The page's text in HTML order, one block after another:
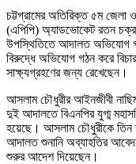
চট্টগ্রামের অতিরিক্ত ৫ম জেলা
(এপিপি) অ্যাডভোকেট রতন
উপস্থিতিতে আদালত অভিযোগ
বিরুদ্ধে অভিযোগ গঠন করে
সাক্ষ্যগ্রহণের জন্য রেখেছেন।
আসলাম চৌধুরীর আইনজীবী
দুই আদালতে বিএনপির যুগ্ম
হয়েছে। আসলাম চৌধুরীকে তিন
আদালত শুনানি অব্যাহতির
শুরুর আদেশ দিয়েছেন।